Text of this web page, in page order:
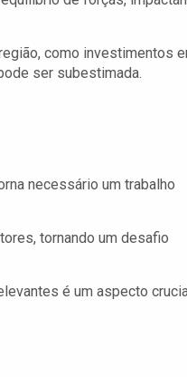
como investimentos
ser subestimada.
necessário um trabalho
tornando um desafio
é um aspecto